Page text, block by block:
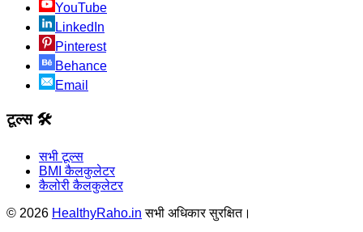
YouTube
LinkedIn
Pinterest
Behance
Email
टूल्स 🛠️
सभी टूल्स
BMI कैलकुलेटर
कैलोरी कैलकुलेटर
© 2026 HealthyRaho.in सभी अधिकार सुरक्षित।